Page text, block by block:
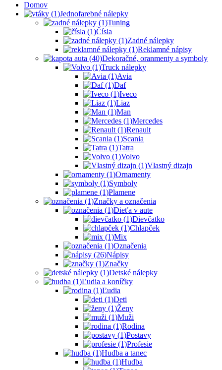
Domov
Jednofarebné nálepky
Tuning
Čísla
Zadné nálepky
Reklamné nápisy
Dekoračné, oranmenty a symboly
Truck nálepky
Avia
Daf
Iveco
Liaz
Man
Mercedes
Renault
Scania
Tatra
Volvo
Vlastný dizajn
Ornamenty
Symboly
Plamene
Značky a označenia
Dieťa v aute
Dievčatko
Chlapček
Mix
Označenia
Nápisy
Značky
Detské nálepky
Ľudia a koníčky
Ľudia
Deti
Ženy
Muži
Rodina
Postavy
Profesie
Hudba a tanec
Hudba